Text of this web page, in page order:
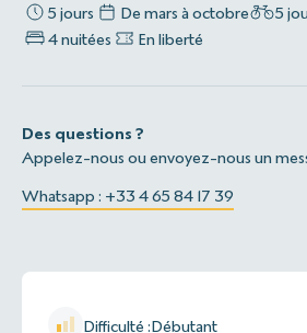
5 jours De mars à octobre
5
4 nuitées
En liberté
Des questions ?
Appelez-nous ou envoyez-nous un
Whatsapp : +33 4 65 84 17 39
Difficulté :Débutant